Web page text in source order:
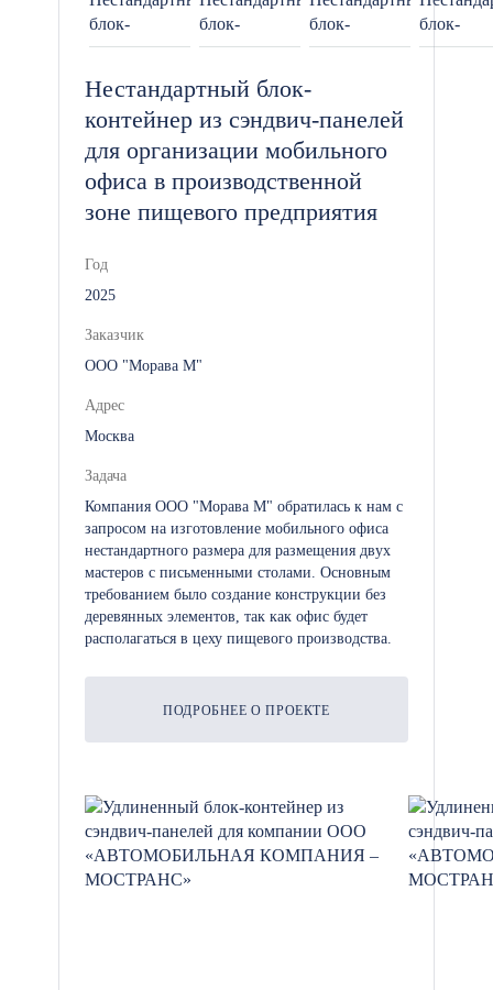
Нестандартный блок-
контейнер из сэндвич-панелей
для организации мобильного
офиса в производственной
зоне пищевого предприятия
Год
2025
Заказчик
ООО "Морава М"
Адрес
Москва
Задача
Компания ООО "Морава М" обратилась к нам с
запросом на изготовление мобильного офиса
нестандартного размера для размещения двух
мастеров с письменными столами. Основным
требованием было создание конструкции без
деревянных элементов, так как офис будет
располагаться в цеху пищевого производства.
ПОДРОБНЕЕ О ПРОЕКТЕ